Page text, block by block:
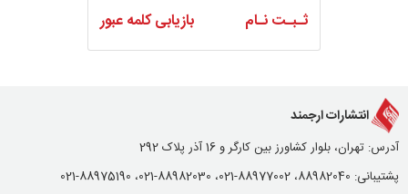
ثـبـت نـام بازیابی کلمه عبور
انتشارات ارجمند
آدرس: تهران، بلوار کشاورز بین کارگر و 16 آذر پلاک 292
پشتیبانی: 88982040، 88977002-021، 88982030-021، 88975190-021